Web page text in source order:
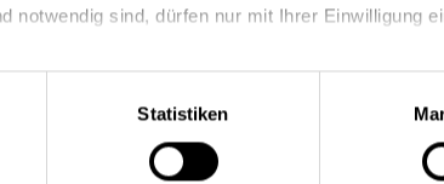
notwendig sind, dürfen nur mit Ihrer Einwilligung
Cookies zu benutzen, eine individuelle Auswahl
von „Alle Cookies akzeptieren“ in die Verwendung
ändern oder widerrufen.
Statistiken
Folgen Sie